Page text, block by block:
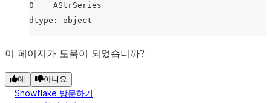
0    AStrSeries
dtype: object
이 페이지가 도움이 되었습니까?
예 아니요
Snowflake 방문하기